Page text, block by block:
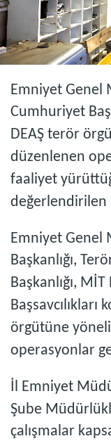
Emniyet Genel
Cumhuriyet
DEAŞ terör
düzenlenen
faaliyet
değerlendirilen
Emniyet
Başkanlığı,
Başkanlığı,
örgütüne
operasyonlar
İl Emniyet
Şube
çalışmalar